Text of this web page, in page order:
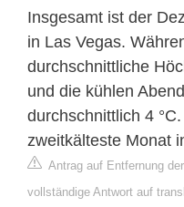
Insgesamt ist der
in Las Vegas.
durchschnittliche
und die kühlen
durchschnittlich 4
zweitkälteste Monat
Antrag auf Entfernung
vollständige Antwort auf